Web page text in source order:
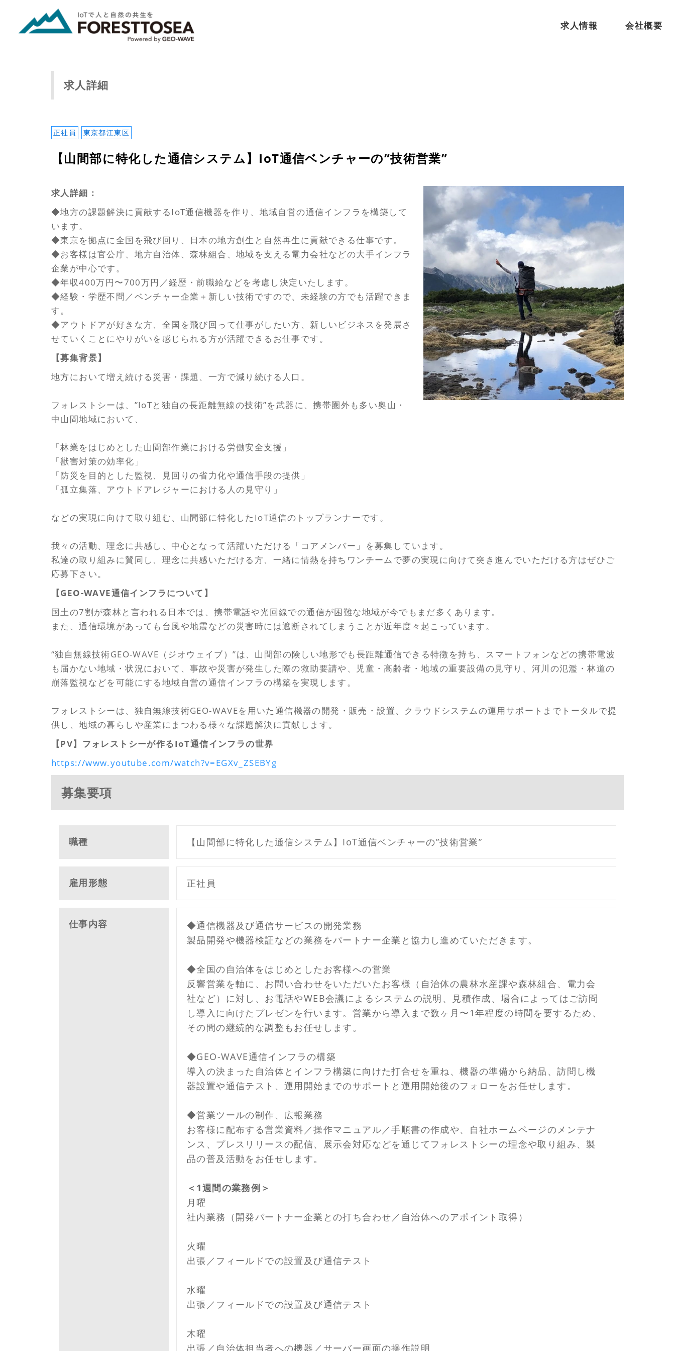
求人情報 会社概要
求人詳細
正社員 東京都江東区
【山間部に特化した通信システム】IoT通信ベンチャーの”技術営業”
求人詳細：
◆地方の課題解決に貢献するIoT通信機器を作り、地域自営の通信インフラを構築して
います。
◆東京を拠点に全国を飛び回り、日本の地方創生と自然再生に貢献できる仕事です。
◆お客様は官公庁、地方自治体、森林組合、地域を支える電力会社などの大手インフラ
企業が中心です。
◆年収400万円〜700万円／経歴・前職給などを考慮し決定いたします。
◆経験・学歴不問／ベンチャー企業＋新しい技術ですので、未経験の方でも活躍できま
す。
◆アウトドアが好きな方、全国を飛び回って仕事がしたい方、新しいビジネスを発展さ
せていくことにやりがいを感じられる方が活躍できるお仕事です。
【募集背景】
地方において増え続ける災害・課題、一方で減り続ける人口。
フォレストシーは、”IoTと独自の長距離無線の技術”を武器に、携帯圏外も多い奥山・
中山間地域において、
「林業をはじめとした山間部作業における労働安全支援」
「獣害対策の効率化」
「防災を目的とした監視、見回りの省力化や通信手段の提供」
「孤立集落、アウトドアレジャーにおける人の見守り」
などの実現に向けて取り組む、山間部に特化したIoT通信のトップランナーです。
我々の活動、理念に共感し、中心となって活躍いただける「コアメンバー」を募集しています。
私達の取り組みに賛同し、理念に共感いただける方、一緒に情熱を持ちワンチームで夢の実現に向けて突き進んでいただける方はぜひご
応募下さい。
【GEO-WAVE通信インフラについて】
国土の7割が森林と言われる日本では、携帯電話や光回線での通信が困難な地域が今でもまだ多くあります。
また、通信環境があっても台風や地震などの災害時には遮断されてしまうことが近年度々起こっています。
“独自無線技術GEO-WAVE（ジオウェイブ）”は、山間部の険しい地形でも長距離通信できる特徴を持ち、スマートフォンなどの携帯電波
も届かない地域・状況において、事故や災害が発生した際の救助要請や、児童・高齢者・地域の重要設備の見守り、河川の氾濫・林道の
崩落監視などを可能にする地域自営の通信インフラの構築を実現します。
フォレストシーは、独自無線技術GEO-WAVEを用いた通信機器の開発・販売・設置、クラウドシステムの運用サポートまでトータルで提
供し、地域の暮らしや産業にまつわる様々な課題解決に貢献します。
【PV】フォレストシーが作るIoT通信インフラの世界
https://www.youtube.com/watch?v=EGXv_ZSEBYg
募集要項
職種 【山間部に特化した通信システム】IoT通信ベンチャーの”技術営業”
雇用形態 正社員
仕事内容
◆通信機器及び通信サービスの開発業務
製品開発や機器検証などの業務をパートナー企業と協力し進めていただきます。
◆全国の自治体をはじめとしたお客様への営業
反響営業を軸に、お問い合わせをいただいたお客様（自治体の農林水産課や森林組合、電力会
社など）に対し、お電話やWEB会議によるシステムの説明、見積作成、場合によってはご訪問
し導入に向けたプレゼンを行います。営業から導入まで数ヶ月〜1年程度の時間を要するため、
その間の継続的な調整もお任せします。
◆GEO-WAVE通信インフラの構築
導入の決まった自治体とインフラ構築に向けた打合せを重ね、機器の準備から納品、訪問し機
器設置や通信テスト、運用開始までのサポートと運用開始後のフォローをお任せします。
◆営業ツールの制作、広報業務
お客様に配布する営業資料／操作マニュアル／手順書の作成や、自社ホームページのメンテナ
ンス、プレスリリースの配信、展示会対応などを通じてフォレストシーの理念や取り組み、製
品の普及活動をお任せします。
＜1週間の業務例＞
月曜
社内業務（開発パートナー企業との打ち合わせ／自治体へのアポイント取得）
火曜
出張／フィールドでの設置及び通信テスト
水曜
出張／フィールドでの設置及び通信テスト
木曜
出張／自治体担当者への機器／サーバー画面の操作説明